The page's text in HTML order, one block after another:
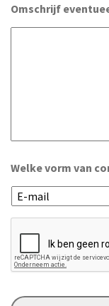
Omschrijf
Welke vorm van